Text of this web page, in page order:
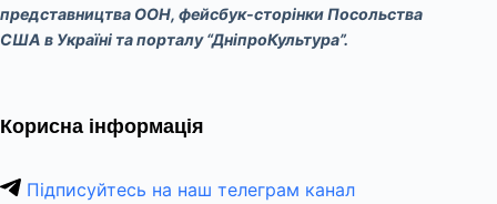
представництва ООН, фейсбук-сторінки Посольства
США в Україні та порталу “ДніпроКультура”.
Корисна інформація
Підписуйтесь на наш телеграм канал